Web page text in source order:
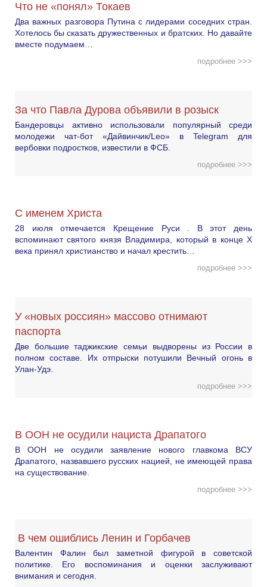
Что не «понял» Токаев
Два важных разговора Путина с лидерами соседних стран.
Хотелось бы сказать дружественных и братских. Но давайте
вместе подумаем…
подробнее >>>
За что Павла Дурова объявили в розыск
Бандеровцы активно использовали популярный среди
молодежи чат-бот «Дайвинчик/Leo» в Telegram для
вербовки подростков, известили в ФСБ.
подробнее >>>
С именем Христа
28 июля отмечается Крещение Руси . В этот день
вспоминают святого князя Владимира, который в конце X
века принял христианство и начал крестить…
подробнее >>>
У «новых россиян» массово отнимают
паспорта
Две большие таджикские семьи выдворены из России в
полном составе. Их отпрыски потушили Вечный огонь в
Улан-Удэ.
подробнее >>>
В ООН не осудили нациста Драпатого
В ООН не осудили заявление нового главкома ВСУ
Драпатого, назвавшего русских нацией, не имеющей права
на существование.
подробнее >>>
В чем ошиблись Ленин и Горбачев
Валентин Фалин был заметной фигурой в советской
политике. Его воспоминания и оценки заслуживают
внимания и сегодня.